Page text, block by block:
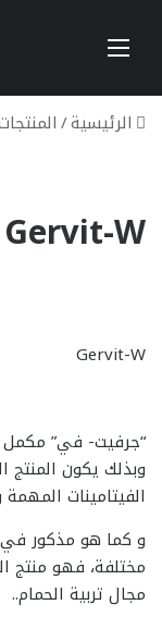
الرئيسية/
Gervit-W
Gervit-W
وبذلك يكون المنتج
الفيتامينات
و كما هو مذكور في
مختلفة، فهو منتج
مجال تربية الحمام..